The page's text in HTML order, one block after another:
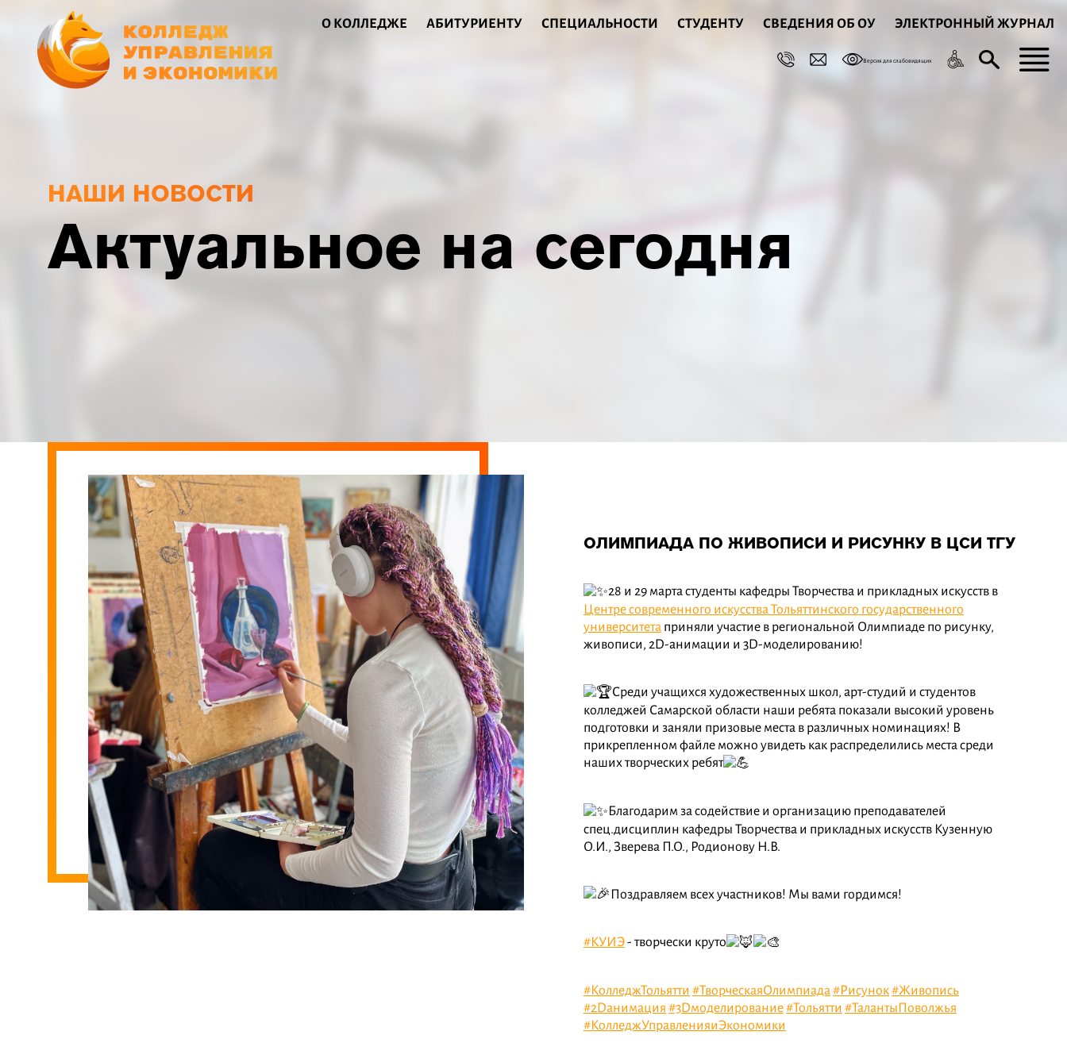
О КОЛЛЕДЖЕ АБИТУРИЕНТУ СПЕЦИАЛЬНОСТИ СТУДЕНТУ СВЕДЕНИЯ ОБ ОУ ЭЛЕКТРОННЫЙ ЖУРНАЛ
Версия для слабовидящих
НАШИ НОВОСТИ
Актуальное на сегодня
ОЛИМПИАДА ПО ЖИВОПИСИ И РИСУНКУ В ЦСИ ТГУ
28 и 29 марта студенты кафедры Творчества и прикладных искусств в
Центре современного искусства Тольяттинского государственного
университета приняли участие в региональной Олимпиаде по рисунку,
живописи, 2D-анимации и 3D-моделированию!
Среди учащихся художественных школ, арт-студий и студентов
колледжей Самарской области наши ребята показали высокий уровень
подготовки и заняли призовые места в различных номинациях! В
прикрепленном файле можно увидеть как распределились места среди
наших творческих ребят
Благодарим за содействие и организацию преподавателей
спец.дисциплин кафедры Творчества и прикладных искусств Кузенную
О.И., Зверева П.О., Родионову Н.В.
Поздравляем всех участников! Мы вами гордимся!
#КУИЭ- творчески круто
#КолледжТольятти #ТворческаяОлимпиада#Рисунок#Живопись
#2Dанимация #3Dмоделирование#Тольятти #ТалантыПоволжья
#КолледжУправленияиЭкономики